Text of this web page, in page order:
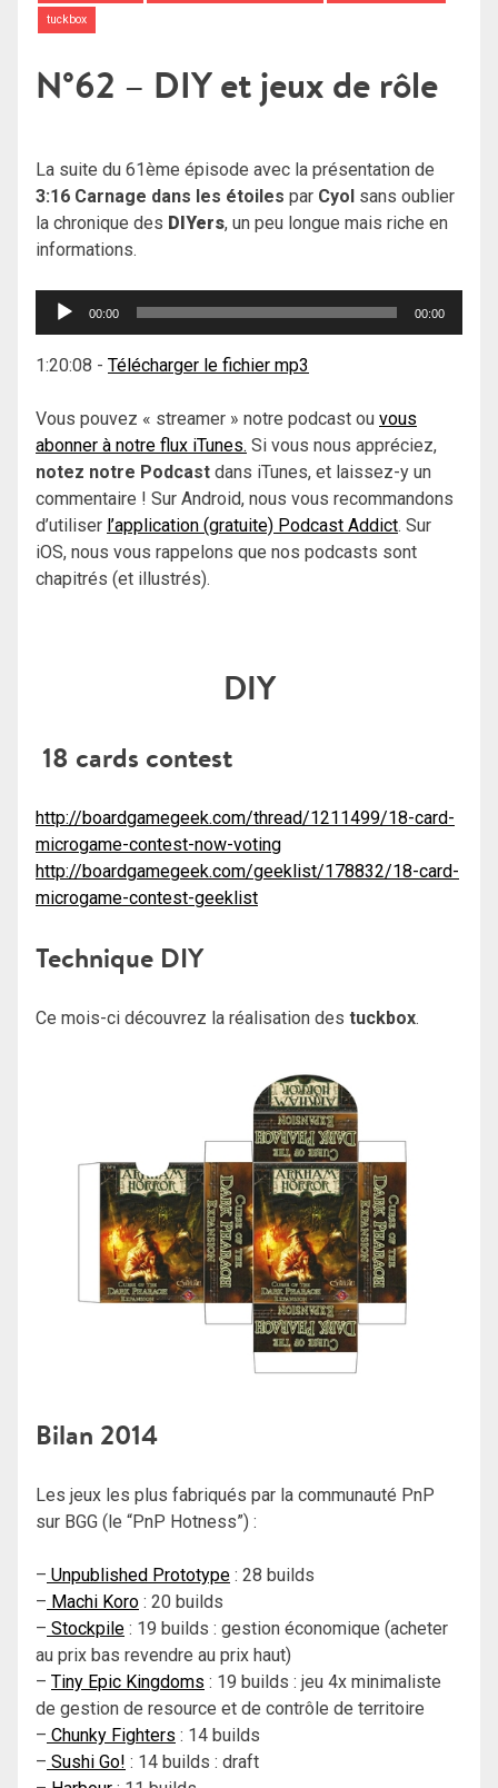
tuckbox
N°62 – DIY et jeux de rôle
La suite du 61ème épisode avec la présentation de
3:16 Carnage dans les étoiles par Cyol sans oublier
la chronique des DIYers, un peu longue mais riche en
informations.
Lecteur
00:00 00:00
1:20:08 - Télécharger le fichier mp3
Vous pouvez « streamer » notre podcast ou vous
abonner à notre flux iTunes. Si vous nous appréciez,
notez notre Podcast dans iTunes, et laissez-y un
commentaire ! Sur Android, nous vous recommandons
d’utiliser l’application (gratuite) Podcast Addict. Sur
iOS, nous vous rappelons que nos podcasts sont
chapitrés (et illustrés).
DIY
18 cards contest
http://boardgamegeek.com/thread/1211499/18-card-
microgame-contest-now-voting
http://boardgamegeek.com/geeklist/178832/18-card-
microgame-contest-geeklist
Technique DIY
Ce mois-ci découvrez la réalisation des tuckbox.
Bilan 2014
Les jeux les plus fabriqués par la communauté PnP
sur BGG (le “PnP Hotness”) :
– Unpublished Prototype : 28 builds
– Machi Koro : 20 builds
– Stockpile : 19 builds : gestion économique (acheter
au prix bas revendre au prix haut)
– Tiny Epic Kingdoms : 19 builds : jeu 4x minimaliste
de gestion de resource et de contrôle de territoire
– Chunky Fighters : 14 builds
– Sushi Go! : 14 builds : draft